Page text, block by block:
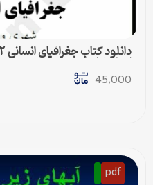
اصغر نظریان
45,000
pdf